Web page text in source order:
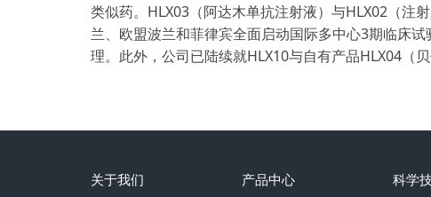
类似药。HLX03（阿达木单抗注射液）与HLX02（注
兰、欧盟波兰和菲律宾全面启动国际多中心3期临床
理。此外，公司已陆续就HLX10与自有产品HLX04（
关于我们 产品中心 科学